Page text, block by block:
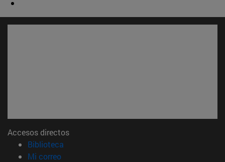
Accesos directos
Biblioteca
Mi correo(abre en nueva ventana)